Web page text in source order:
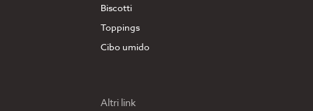
Biscotti
Toppings
Cibo umido
Altri link